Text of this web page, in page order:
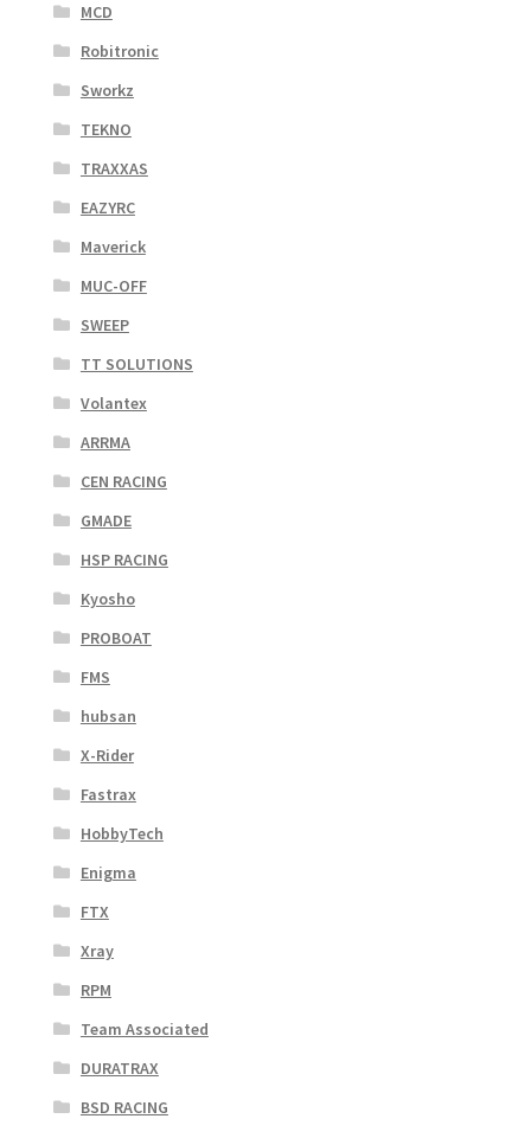
MCD
Robitronic
Sworkz
TEKNO
TRAXXAS
EAZYRC
Maverick
MUC-OFF
SWEEP
TT SOLUTIONS
Volantex
ARRMA
CEN RACING
GMADE
HSP RACING
Kyosho
PROBOAT
FMS
hubsan
X-Rider
Fastrax
HobbyTech
Enigma
FTX
Xray
RPM
Team Associated
DURATRAX
BSD RACING